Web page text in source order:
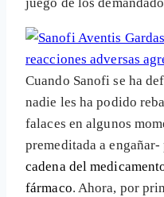
juego de los
Cuando Sanofi se ha
nadie les ha podido
falaces en algunos
premeditada a engañar-
cadena del
fármaco. Ahora, por